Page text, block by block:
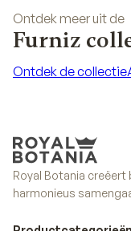
Ontdek meer uit de
Furniz
Ontdek de collectie
Royal Botania creëert
harmonieus